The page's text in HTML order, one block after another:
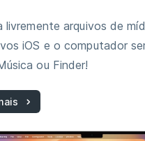
livremente arquivos de
iOS e o computador
ou Finder!